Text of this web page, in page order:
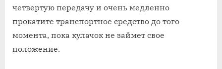
четвертую передачу и очень медленно
прокатите транспортное средство до того
момента, пока кулачок не займет свое
положение.